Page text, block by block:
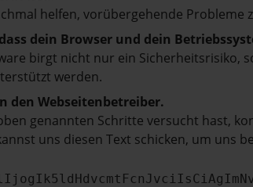
helfen, vorübergehende Probleme
dein Browser und dein
birgt nicht nur ein Sicherheitsrisiko,
werden.
den Webseitenbetreiber.
genannten Schritte versucht hast,
uns diesen Text schicken, um uns